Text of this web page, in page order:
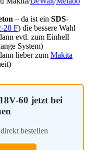
– da ist ein SDS-
28 F) die bessere Wahl
evtl. zum Einhell
System)
lieber zum Makita
60 jetzt bei
bestellen